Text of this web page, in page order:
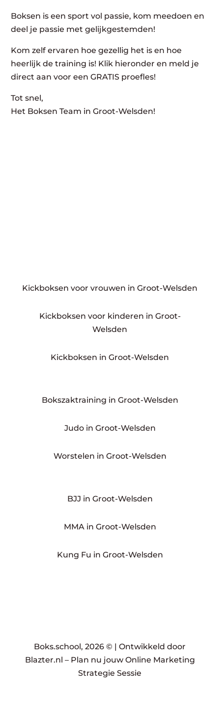
Boksen is een sport vol passie, kom meedoen en
deel je passie met gelijkgestemden!
Kom zelf ervaren hoe gezellig het is en hoe
heerlijk de training is! Klik hieronder en meld je
direct aan voor een GRATIS proefles!
Tot snel,
Het Boksen Team in Groot-Welsden!
Kickboksen voor vrouwen in Groot-Welsden
Kickboksen voor kinderen in Groot-
Welsden
Kickboksen in Groot-Welsden
Bokszaktraining in Groot-Welsden
Judo in Groot-Welsden
Worstelen in Groot-Welsden
BJJ in Groot-Welsden
MMA in Groot-Welsden
Kung Fu in Groot-Welsden
Boks.school, 2026 © |Ontwikkeld door
Blazter.nl – Plan nu jouw Online Marketing
Strategie Sessie